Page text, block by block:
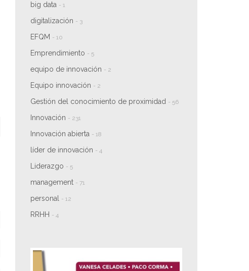
big data - 1
digitalización - 3
EFQM - 10
Emprendimiento - 5
equipo de innovación - 2
Equipo innovación - 2
Gestión del conocimiento de proximidad - 56
Innovación - 231
Innovación abierta - 18
líder de innovación - 4
Liderazgo - 5
management - 71
personal - 12
RRHH - 4